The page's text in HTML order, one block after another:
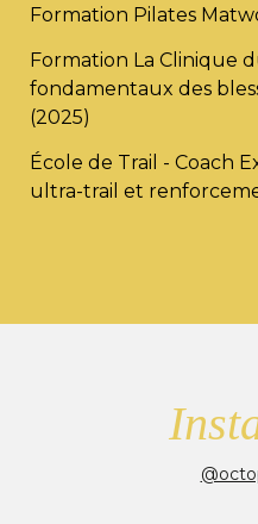
Formation Pilates
Formation La Clinique
fondamentaux des
(2025)
École de Trail - Coach
ultra-trail et